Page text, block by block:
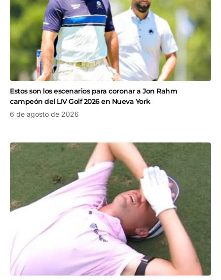
Estos son los escenarios para coronar a Jon Rahm
campeón del LIV Golf 2026 en Nueva York
6 de agosto de 2026